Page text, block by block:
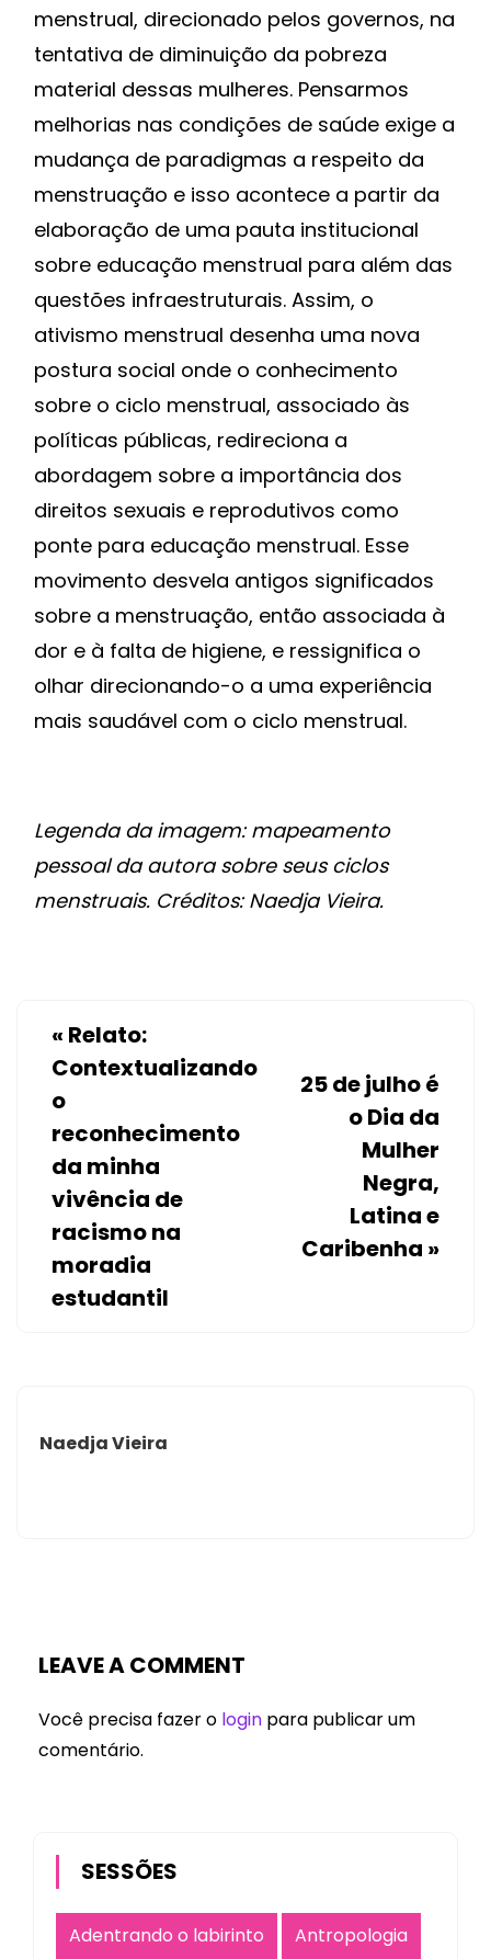
menstrual, direcionado pelos governos, na
tentativa de diminuição da pobreza
material dessas mulheres. Pensarmos
melhorias nas condições de saúde exige a
mudança de paradigmas a respeito da
menstruação e isso acontece a partir da
elaboração de uma pauta institucional
sobre educação menstrual para além das
questões infraestruturais. Assim, o
ativismo menstrual desenha uma nova
postura social onde o conhecimento
sobre o ciclo menstrual, associado às
políticas públicas, redireciona a
abordagem sobre a importância dos
direitos sexuais e reprodutivos como
ponte para educação menstrual. Esse
movimento desvela antigos significados
sobre a menstruação, então associada à
dor e à falta de higiene, e ressignifica o
olhar direcionando-o a uma experiência
mais saudável com o ciclo menstrual.
Legenda da imagem: mapeamento
pessoal da autora sobre seus ciclos
menstruais. Créditos: Naedja Vieira.
« Relato:
Contextualizando
o
reconhecimento
da minha
vivência de
racismo na
moradia
estudantil
25 de julho é
o Dia da
Mulher
Negra,
Latina e
Caribenha »
Naedja Vieira
LEAVE A COMMENT
Você precisa fazer o login para publicar um
comentário.
SESSÕES
Adentrando o labirinto Antropologia